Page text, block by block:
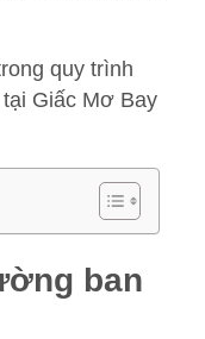
quy trình
Giấc Mơ Bay
ban